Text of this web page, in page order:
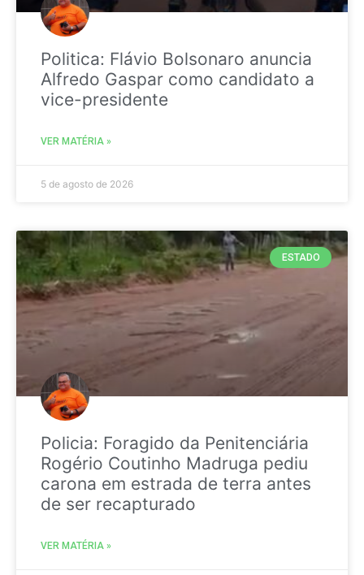
Politica: Flávio Bolsonaro anuncia
Alfredo Gaspar como candidato a
vice-presidente
VER MATÉRIA »
5 de agosto de 2026
ESTADO
Policia: Foragido da Penitenciária
Rogério Coutinho Madruga pediu
carona em estrada de terra antes
de ser recapturado
VER MATÉRIA »